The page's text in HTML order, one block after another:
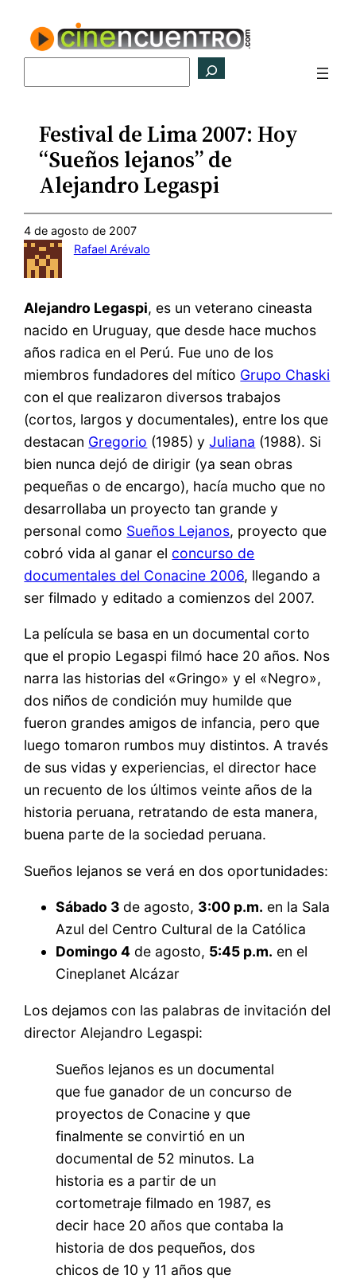
contenido
Festival de Lima 2007: Hoy
“Sueños lejanos” de
Alejandro Legaspi
4 de agosto de 2007
Rafael Arévalo
Alejandro Legaspi, es un veterano cineasta
nacido en Uruguay, que desde hace muchos
años radica en el Perú. Fue uno de los
miembros fundadores del mítico Grupo Chaski
con el que realizaron diversos trabajos
(cortos, largos y documentales), entre los que
destacan Gregorio (1985) yJuliana (1988). Si
bien nunca dejó de dirigir (ya sean obras
pequeñas o de encargo), hacía mucho que no
desarrollaba un proyecto tan grande y
personal como Sueños Lejanos, proyecto que
cobró vida al ganar el concurso de
documentales del Conacine 2006, llegando a
ser filmado y editado a comienzos del 2007.
La película se basa en un documental corto
que el propio Legaspi filmó hace 20 años. Nos
narra las historias del «Gringo» y el «Negro»,
dos niños de condición muy humilde que
fueron grandes amigos de infancia, pero que
luego tomaron rumbos muy distintos. A través
de sus vidas y experiencias, el director hace
un recuento de los últimos veinte años de la
historia peruana, retratando de esta manera,
buena parte de la sociedad peruana.
Sueños lejanos se verá en dos oportunidades:
Sábado 3 de agosto, 3:00 p.m. en la Sala
Azul del Centro Cultural de la Católica
Domingo 4 de agosto, 5:45 p.m. en el
Cineplanet Alcázar
Los dejamos con las palabras de invitación del
director Alejandro Legaspi:
Sueños lejanos es un documental
que fue ganador de un concurso de
proyectos de Conacine y que
finalmente se convirtió en un
documental de 52 minutos. La
historia es a partir de un
cortometraje filmado en 1987, es
decir hace 20 años que contaba la
historia de dos pequeños, dos
chicos de 10 y 11 años que